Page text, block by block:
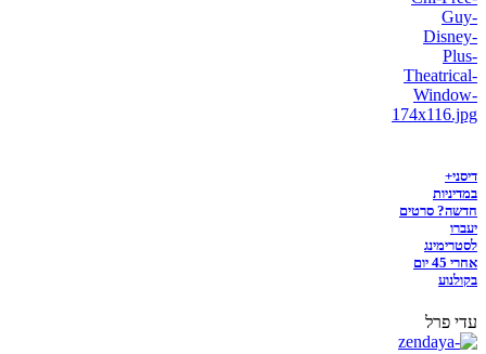
דיסני+
במדיניות
חדשה? סרטים
יעברו
לסטרימינג
אחרי 45 יום
בקולנוע
עדי פרל